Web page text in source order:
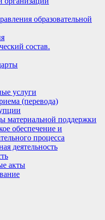
образовательной
состав.
услуги
(перевода)
материальной поддержки
обеспечение и
процесса
деятельность
акты